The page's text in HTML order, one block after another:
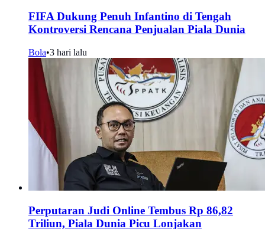
FIFA Dukung Penuh Infantino di Tengah
Kontroversi Rencana Penjualan Piala Dunia
Bola•3 hari lalu
Perputaran Judi Online Tembus Rp 86,82
Triliun, Piala Dunia Picu Lonjakan